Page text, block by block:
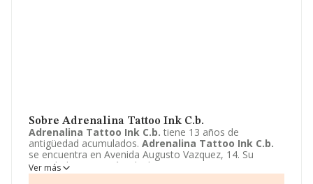
Sobre Adrenalina Tattoo Ink C.b.
Adrenalina Tattoo Ink C.b. tiene 13 años de
antigüedad acumulados. Adrenalina Tattoo Ink C.b.
se encuentra en Avenida Augusto Vazquez, 14. Su
actividad CNAE está incluida en 9699 - Otros servicios
personales n.c.o.p..Adrenalina Tattoo Ink C.b.está
Ver más